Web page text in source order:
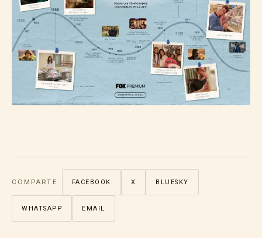
COMPARTE FACEBOOK X BLUESKY
WHATSAPP EMAIL